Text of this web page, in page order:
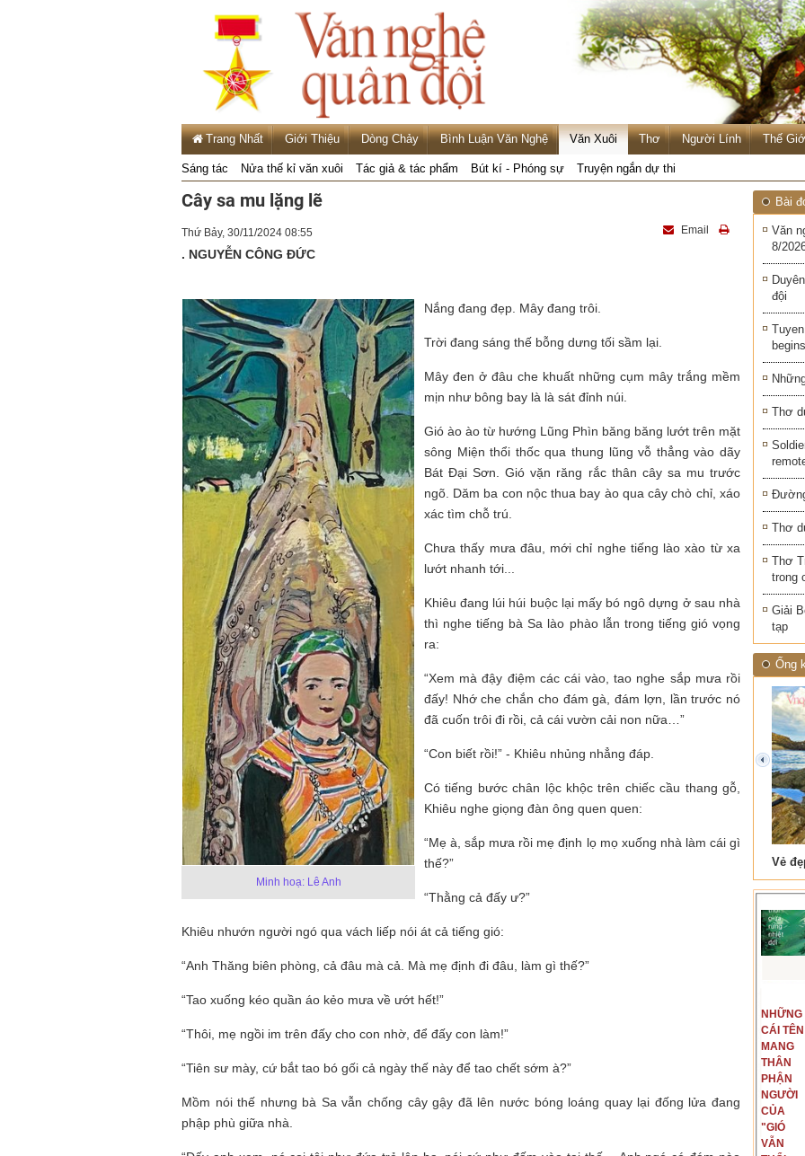
Trang Nhất Giới Thiệu Dòng Chảy Bình Luận Văn Nghệ Văn Xuôi Thơ Người Lính Thế
Sáng tác Nửa thế kỉ văn xuôi Tác giả & tác phẩm Bút kí - Phóng sự Truyện ngắn dự thi
Cây sa mu lặng lẽ
Thứ Bảy, 30/11/2024 08:55 Email
. NGUYỄN CÔNG ĐỨC
Minh hoạ: Lê Anh
Nắng đang đẹp. Mây đang trôi.
Trời đang sáng thế bỗng dưng tối sầm lại.
Mây đen ở đâu che khuất những cụm mây trắng mềm
mịn như bông bay là là sát đỉnh núi.
Gió ào ào từ hướng Lũng Phìn băng băng lướt trên mặt
sông Miện thổi thốc qua thung lũng vỗ thẳng vào dãy
Bát Đại Sơn. Gió vặn răng rắc thân cây sa mu trước
ngõ. Dăm ba con nộc thua bay ào qua cây chò chỉ, xáo
xác tìm chỗ trú.
Chưa thấy mưa đâu, mới chỉ nghe tiếng lào xào từ xa
lướt nhanh tới...
Khiêu đang lúi húi buộc lại mấy bó ngô dựng ở sau nhà
thì nghe tiếng bà Sa lào phào lẫn trong tiếng gió vọng
ra:
“Xem mà đậy điệm các cái vào, tao nghe sắp mưa rồi
đấy! Nhớ che chắn cho đám gà, đám lợn, lần trước nó
đã cuốn trôi đi rồi, cả cái vườn cải non nữa…”
“Con biết rồi!” - Khiêu nhủng nhẳng đáp.
Có tiếng bước chân lộc khộc trên chiếc cầu thang gỗ,
Khiêu nghe giọng đàn ông quen quen:
“Mẹ à, sắp mưa rồi mẹ định lọ mọ xuống nhà làm cái gì
thế?”
“Thằng cả đấy ư?”
Khiêu nhướn người ngó qua vách liếp nói át cả tiếng gió:
“Anh Thăng biên phòng, cả đâu mà cả. Mà mẹ định đi đâu, làm gì thế?”
“Tao xuống kéo quần áo kẻo mưa về ướt hết!”
“Thôi, mẹ ngồi im trên đấy cho con nhờ, để đấy con làm!”
“Tiên sư mày, cứ bắt tao bó gối cả ngày thế này để tao chết sớm à?”
Mồm nói thế nhưng bà Sa vẫn chống cây gậy đã lên nước bóng loáng quay lại đống lửa đang
phập phù giữa nhà.
Bài
Văn
8/
đội
Thơ
Thơ
Thơ
trong
Giải
tạp
Ống
Mùa xanh Tam Cốc
prev
NGƯỜI
NHỮNG
CHUYỆN
TÔI VIẾT
Tôi từng hình dung viết văn là
hành trình phác dựng thế giới từ
do tạo hình mọi thứ theo ý mình...
MẪU
NGƯỜI
ANH)
NHỮNG
CÁI TÊN
MANG
THÂN
PHẬN
NGƯỜI
CỦA
"GIÓ
VẪN